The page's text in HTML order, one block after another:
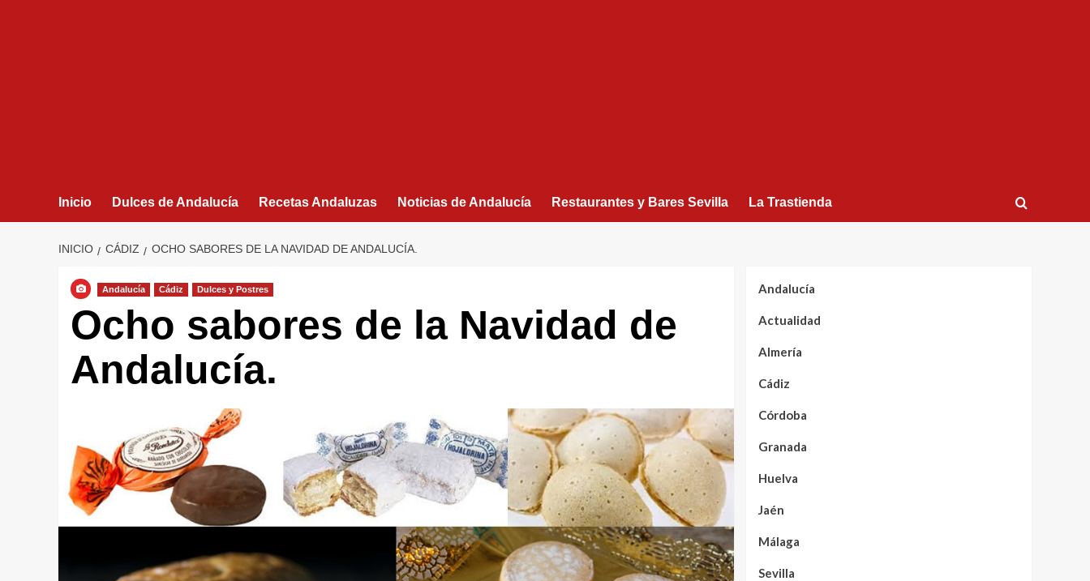
Inicio Dulces de Andalucía Recetas Andaluzas Noticias de Andalucía Restaurantes y Bares Sevilla La Trastienda
INICIO CÁDIZ OCHO SABORES DE LA NAVIDAD DE ANDALUCÍA.
Andalucía Cádiz Dulces y Postres
Ocho sabores de la Navidad de
Andalucía.
Andalucía
Actualidad
Almería
Cádiz
Córdoba
Granada
Huelva
Jaén
Málaga
Sevilla